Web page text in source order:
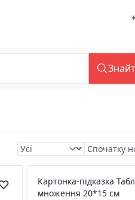
Картонка-підказка
множення 20*15 см